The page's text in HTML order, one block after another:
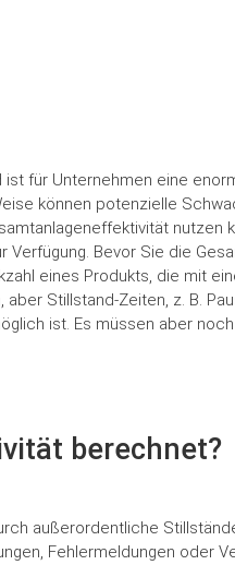
für Unternehmen eine
können potenzielle
Bevor Sie die
eines Produkts, die mit
Stillstand-Zeiten, z. B.
ist. Es müssen aber
berechnet?
außerordentliche
Fehlermeldungen oder